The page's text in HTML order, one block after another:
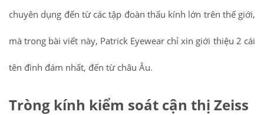
chuyên dụng đến từ các tập đoàn thấu kính lớn trên thế giới,
mà trong bài viết này, Patrick Eyewear chỉ xin giới thiệu 2 cái
tên đình đám nhất, đến từ châu Âu.
Tròng kính kiểm soát cận thị Zeiss